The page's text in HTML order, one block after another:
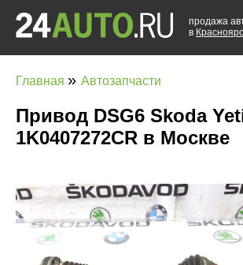
продажа
в
Главная » Автозапчасти
Привод DSG6 Skoda
1K0407272CR в Москве